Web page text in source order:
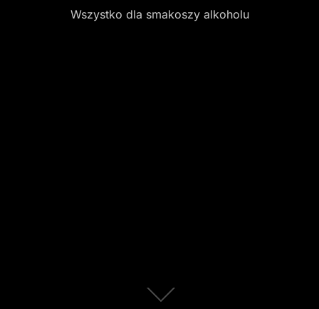
Wszystko dla smakoszy alkoholu
Scroll